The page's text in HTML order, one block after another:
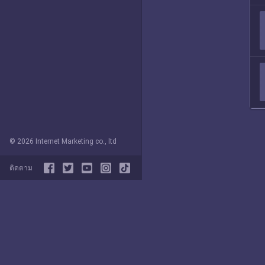
© 2026 Internet Marketing co., ltd
ติดตาม